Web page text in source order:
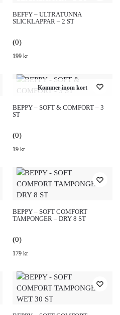
BEFFY – ULTRATUNNA
SLICKLAPPAR – 2 ST
(0)
199 kr
Kommer inom kort
BEPPY – SOFT & COMFORT – 3
ST
(0)
19 kr
BEPPY – SOFT COMFORT
TAMPONGER – DRY 8 ST
(0)
179 kr